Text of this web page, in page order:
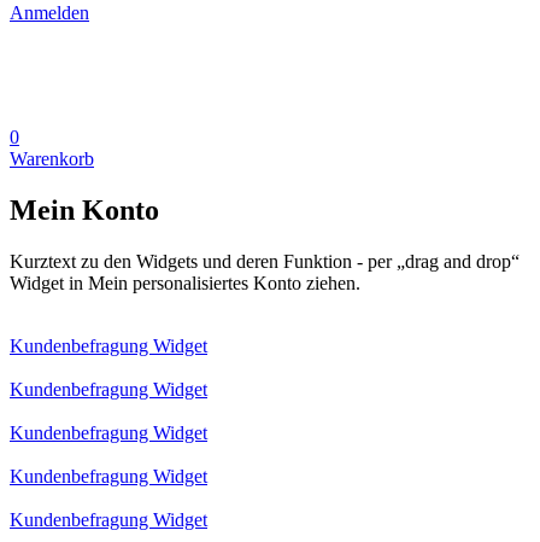
Anmelden
0
Warenkorb
Mein Konto
Kurztext zu den Widgets und deren Funktion - per „drag and drop“
Widget in Mein personalisiertes Konto ziehen.
Kundenbefragung Widget
Kundenbefragung Widget
Kundenbefragung Widget
Kundenbefragung Widget
Kundenbefragung Widget